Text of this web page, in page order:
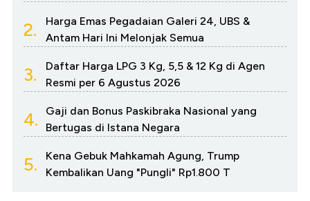
2.
Harga Emas Pegadaian Galeri 24, UBS &
Antam Hari Ini Melonjak Semua
3.
Daftar Harga LPG 3 Kg, 5,5 & 12 Kg di Agen
Resmi per 6 Agustus 2026
4.
Gaji dan Bonus Paskibraka Nasional yang
Bertugas di Istana Negara
5.
Kena Gebuk Mahkamah Agung, Trump
Kembalikan Uang "Pungli" Rp1.800 T